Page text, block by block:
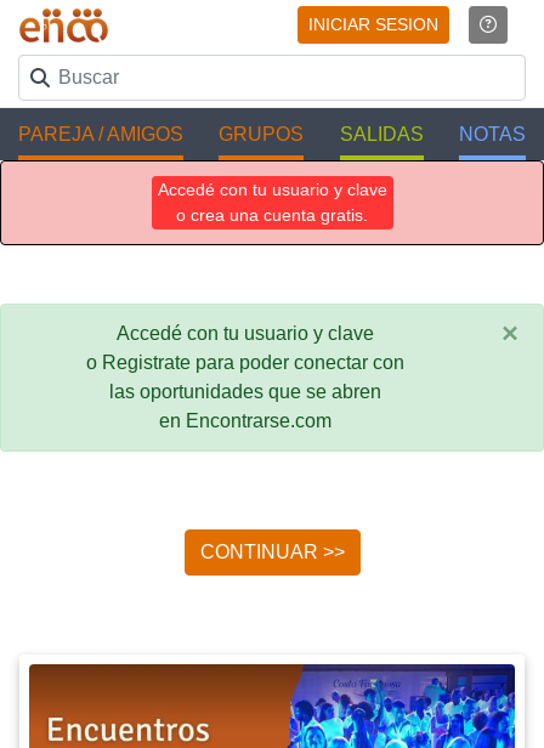
INICIAR SESION
PAREJA / AMIGOS GRUPOS SALIDAS NOTAS
Accedé con tu usuario y clave
o crea una cuenta gratis.
Accedé con tu usuario y clave
o Registrate para poder conectar con
las oportunidades que se abren
en Encontrarse.com
×
CONTINUAR >>